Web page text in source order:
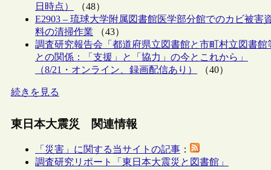
日時点）
（48）
E2903 – 琉球大学附属図書館医学部分館でのカビ被害
料の清掃作業 （43）
調査研究報告会「都道府県立図書館と市町村立図書館
との関係：「支援」と「協力」の今とこれから」
（8/21・オンライン、録画配信あり）
（40）
続きを見る
東日本大震災 関連情報
「災害」に関する当サイトの記事 ：
調査研究リポート「東日本大震災と図書館」